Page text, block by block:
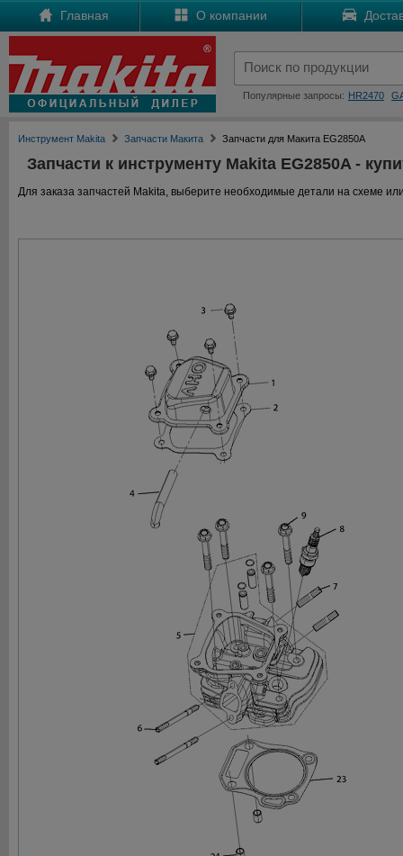
Главная О компании
Популярные запросы: HR2470
Инструмент Makita Запчасти Макита Запчасти для Макита EG2850A
Запчасти к инструменту Makita EG2850A -
Для заказа запчастей Makita, выберите необходимые детали на схеме